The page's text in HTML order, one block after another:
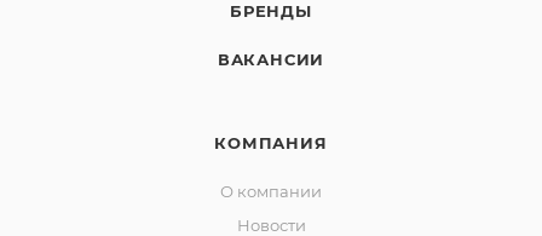
БРЕНДЫ
ВАКАНСИИ
КОМПАНИЯ
О компании
Новости